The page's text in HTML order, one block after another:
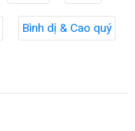
Bình dị & Cao quý